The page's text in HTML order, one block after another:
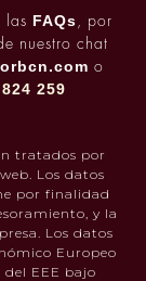
las FAQs , por
nuestro chat
o
259
tratados por
Los datos
por finalidad
y la
Los datos
Europeo
del EEE bajo